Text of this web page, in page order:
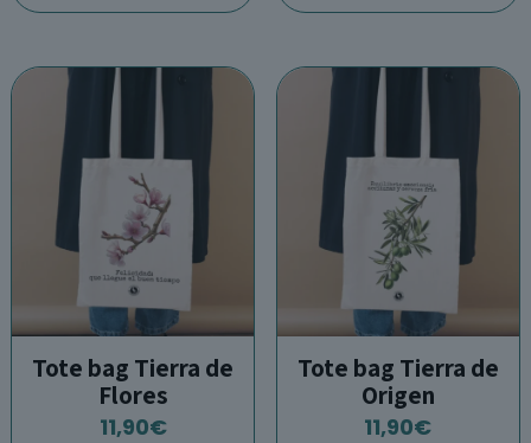
variantes.
opciones
se
Tote bag Tierra de
Flores
11,90€
Tote bag Tierra de
Origen
11,90€